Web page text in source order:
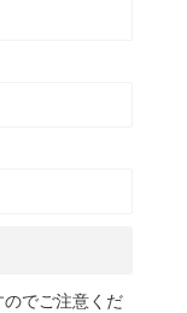
でご注意くだ